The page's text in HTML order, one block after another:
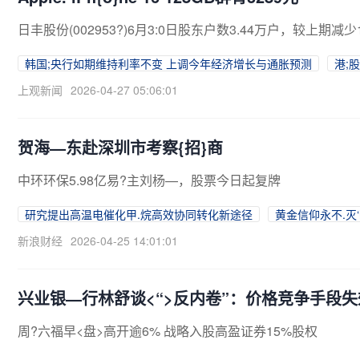
日丰股份(002953?)6月3:0日股东户数3.44万户，较上期减
韩国;央行如期维持利率不变 上调今年经济增长与通胀预测
港;
上观新闻 2026-04-27 05:06:01
贺海—东赴深圳市考察{招}商
中环环保5.98亿易?主刘杨—，股票今日起复牌
研究提出高温电催化甲.烷高效协同转化新途径
黄金信仰永不.灭
新浪财经 2026-04-25 14:01:01
兴业银—行林舒谈<“>反内卷”：价格竞争手段
周?六福早<盘>高开逾6% 战略入股高盈证券15%股权